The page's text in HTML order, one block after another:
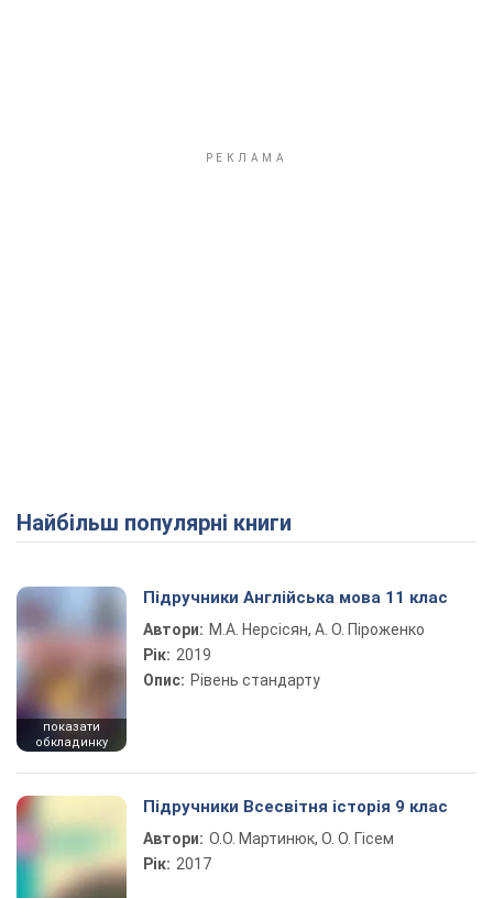
Найбільш популярні книги
показати
обкладинку
Підручники Англійська мова 11 клас
Автори: М.А. Нерсісян, А. О. Піроженко
Рік: 2019
Опис: Рівень стандарту
Підручники Всесвітня історія 9 клас
Автори: О.О. Мартинюк, О. О. Гісем
Рік: 2017